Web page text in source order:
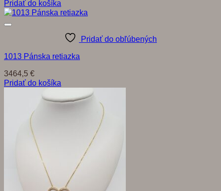
Pridať do košíka
Pridať do obľúbených
1013 Pánska retiazka
3464,5 €
Pridať do košíka